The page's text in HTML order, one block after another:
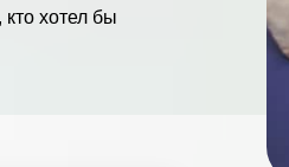
кто хотел бы